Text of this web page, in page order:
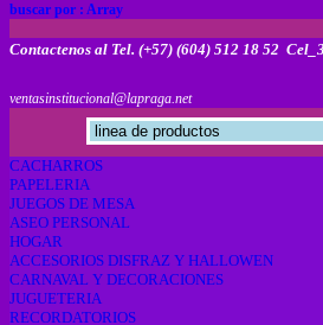
buscar por : Array
Contactenos al Tel. (+57) (604) 512 18 52
ventasinstitucional@lapraga.net
CACHARROS
PAPELERIA
JUEGOS DE MESA
ASEO PERSONAL
HOGAR
ACCESORIOS DISFRAZ Y HALLOWEN
CARNAVAL Y DECORACIONES
JUGUETERIA
RECORDATORIOS